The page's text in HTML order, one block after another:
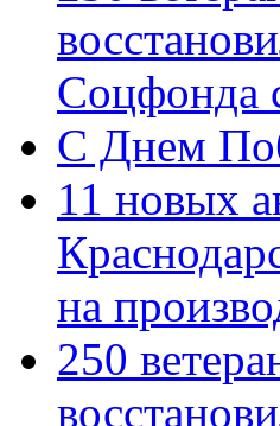
Соцфонда
С Днем
11 новых
на
250